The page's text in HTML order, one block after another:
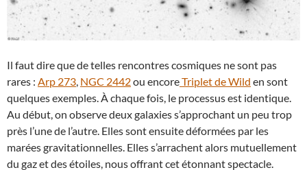
Il faut dire que de telles rencontres cosmiques ne sont pas
rares : Arp 273 NGC 2442ou encoreTriplet de Wild en sont
quelques exemples. À chaque fois, le processus est identique.
Au début, on observe deux galaxies s’approchant un peu trop
près l’une de l’autre. Elles sont ensuite déformées par les
marées gravitationnelles. Elles s’arrachent alors mutuellement
du gaz et des étoiles, nous offrant cet étonnant spectacle.